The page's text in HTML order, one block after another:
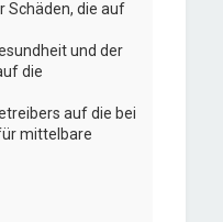
Schäden, die auf
und der
die
auf die bei
mittelbare